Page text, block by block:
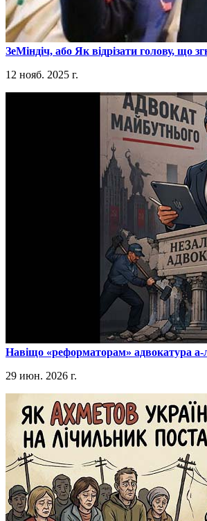
​ЗеМіндіч, або Як відрізати голову, що
12 нояб. 2025 г.
​Навіщо «реформаторам» адвокатура
29 июн. 2026 г.